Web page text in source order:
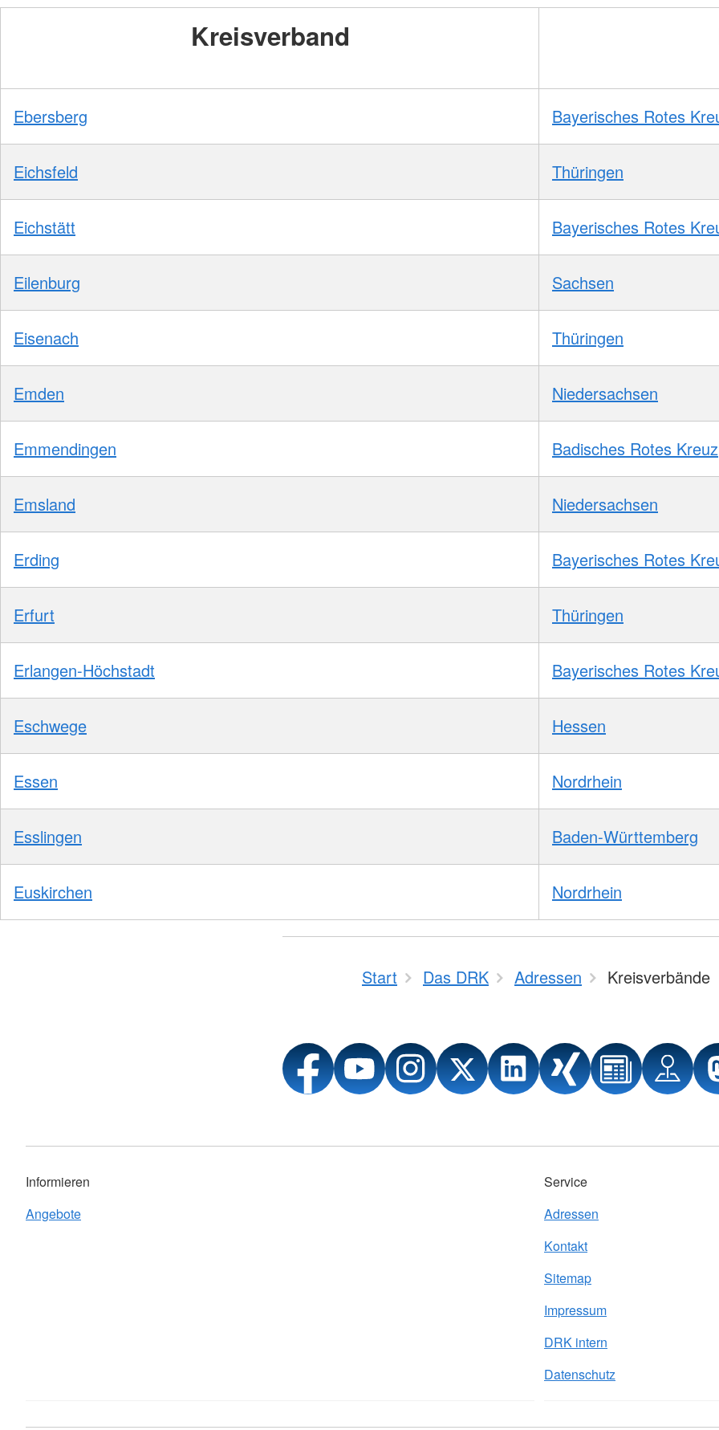
Kreisverband
Ebersberg Bayerisches Rotes
Eichsfeld Thüringen
Eichstätt Bayerisches Rotes
Eilenburg Sachsen
Eisenach Thüringen
Emden Niedersachsen
Emmendingen Badisches Rotes Kreuz
Emsland Niedersachsen
Erding Bayerisches Rotes
Erfurt Thüringen
Erlangen-Höchstadt Bayerisches Rotes
Eschwege Hessen
Essen Nordrhein
Esslingen Baden-Württemberg
Euskirchen Nordrhein
Start Das DRK Adressen Kreisverbände
Informieren
Angebote
Service
Adressen
Kontakt
Sitemap
Impressum
DRK intern
Datenschutz